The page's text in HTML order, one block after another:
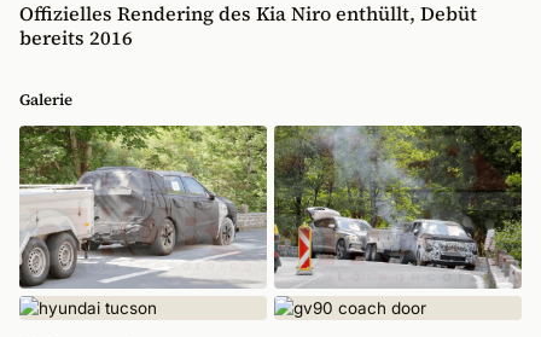
Offizielles Rendering des Kia Niro enthüllt, Debüt
bereits 2016
Galerie